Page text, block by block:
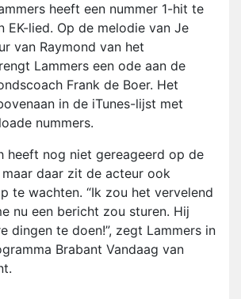
heeft een nummer 1-hit te
EK-lied. Op de melodie van Je
van Raymond van het
Lammers een ode aan de
Frank de Boer. Het
in de iTunes-lijst met
nummers.
heeft nog niet gereageerd op de
daar zit de acteur ook
te wachten. “Ik zou het vervelend
nu een bericht zou sturen. Hij
dingen te doen!”, zegt Lammers in
Brabant Vandaag van